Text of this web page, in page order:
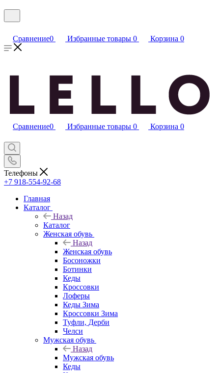
Сравнение0 Избранные товары 0 Корзина 0
Сравнение0 Избранные товары 0 Корзина 0
Телефоны
+7 918-554-92-68
Главная
Каталог
Назад
Каталог
Женская обувь
Назад
Женская обувь
Босоножки
Ботинки
Кеды
Кроссовки
Лоферы
Кеды Зима
Кроссовки Зима
Туфли, Дерби
Челси
Мужская обувь
Назад
Мужская обувь
Кеды